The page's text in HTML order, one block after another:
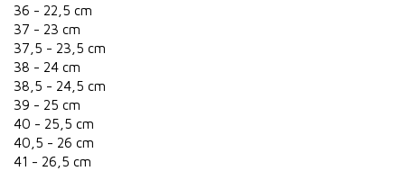
36 - 22,5 cm
37 - 23 cm
37,5 - 23,5 cm
38 - 24 cm
38,5 - 24,5 cm
39 - 25 cm
40 - 25,5 cm
40,5 - 26 cm
41 - 26,5 cm